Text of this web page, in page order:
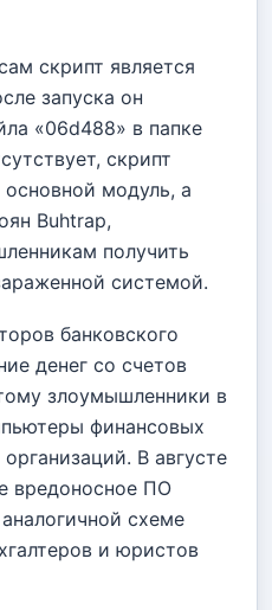
скрипт является
запуска он
«06d488» в папке
скрипт
основной модуль, а
Buhtrap,
получить
системой.
банковского
денег со счетов
злоумышленники в
финансовых
В августе
вредоносное ПО
схеме
и юристов